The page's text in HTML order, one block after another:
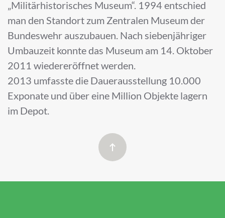
„Militärhistorisches Museum“. 1994 entschied
man den Standort zum Zentralen Museum der
Bundeswehr auszubauen. Nach siebenjähriger
Umbauzeit konnte das Museum am 14. Oktober
2011 wiedereröffnet werden.
2013 umfasste die Dauerausstellung 10.000
Exponate und über eine Million Objekte lagern
im Depot.